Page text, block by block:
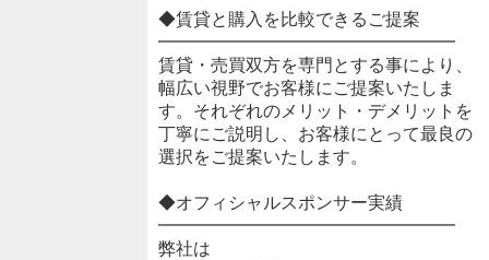
◆賃貸と購入を比較できるご提案
━━━━━━━━━━━━━━━━━
賃貸・売買双方を専門とする事により、
幅広い視野でお客様にご提案いたしま
す。それぞれのメリット・デメリットを
丁寧にご説明し、お客様にとって最良の
選択をご提案いたします。
◆オフィシャルスポンサー実績
━━━━━━━━━━━━━━━━━
弊社は